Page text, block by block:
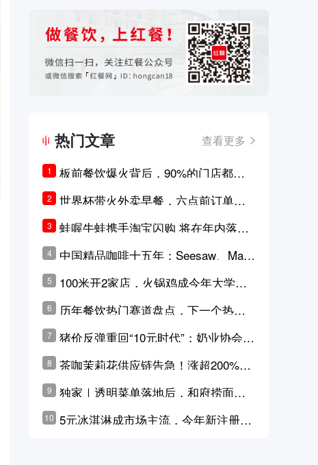
热门文章 查看更多
1
板前餐饮爆火背后，90%的门店都只
是徒有其表的刻意作秀？
2
世界杯带火外卖早餐，六点前订单大
涨超5成，巴西比赛成“早餐带货王”
3
蛙喔牛蛙携手淘宝闪购 将在年内落地3
4
中国精品咖啡十五年：Seesaw、Man
ner、M Stand为何结出了不同的果
实？
5
100米开2家店，火锅鸡成今年大学城
6
历年餐饮热门赛道盘点，下一个热门
7
猪价反弹重回“10元时代”；奶业协会称
原奶价格现回暖迹象
8
茶咖茉莉花供应链告急！涨超200%，
横州花价冲破50元一斤
9
独家｜透明菜单落地后，和府捞面李
学林公布未来10年计划
10 5元冰淇淋成市场主流，今年新注册相